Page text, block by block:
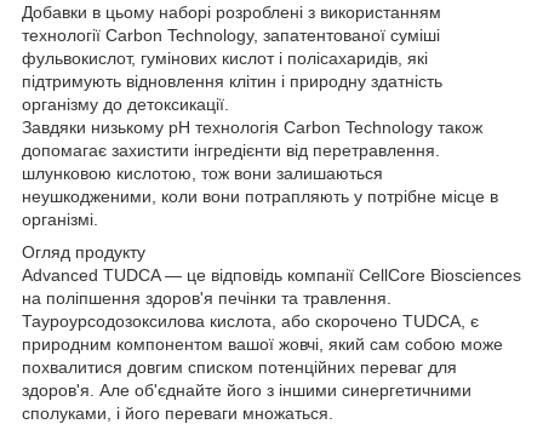
Добавки в цьому наборі розроблені з використанням
технології Carbon Technology, запатентованої суміші
фульвокислот, гумінових кислот і полісахаридів, які
підтримують відновлення клітин і природну здатність
організму до детоксикації.
Завдяки низькому pH технологія Carbon Technology також
допомагає захистити інгредієнти від перетравлення.
шлунковою кислотою, тож вони залишаються
неушкодженими, коли вони потрапляють у потрібне місце в
організмі.
Огляд продукту
Advanced TUDCA — це відповідь компанії CellCore Biosciences
на поліпшення здоров'я печінки та травлення.
Тауроурсодозоксилова кислота, або скорочено TUDCA, є
природним компонентом вашої жовчі, який сам собою може
похвалитися довгим списком потенційних переваг для
здоров'я. Але об'єднайте його з іншими синергетичними
сполуками, і його переваги множаться.